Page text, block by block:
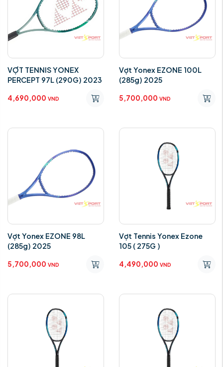
VỢT TENNIS YONEX
PERCEPT 97L (290G) 2023
4,690,000 VND
Vợt Yonex EZONE 100L
(285g) 2025
5,700,000 VND
Vợt Yonex EZONE 98L
(285g) 2025
5,700,000 VND
Vợt Tennis Yonex Ezone
105 ( 275G )
4,490,000 VND